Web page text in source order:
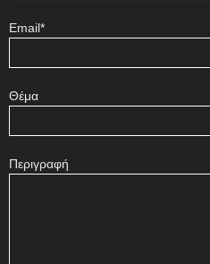
Email*
Θέμα
Περιγραφή